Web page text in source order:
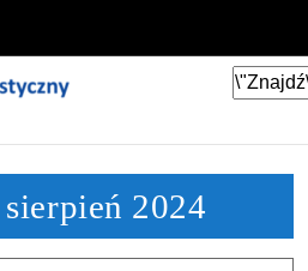
sierpień 2024